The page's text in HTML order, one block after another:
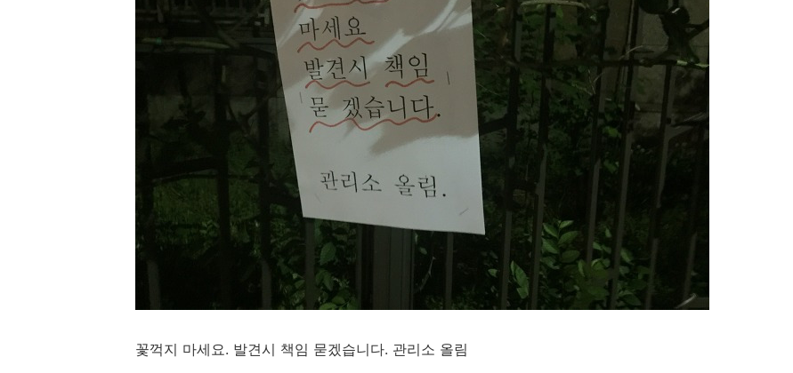
꽃꺽지 마세요. 발견시 책임 묻겠습니다. 관리소 올림